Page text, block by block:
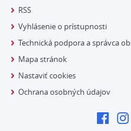
RSS
Vyhlásenie o prístupnosti
Technická podpora a správca
Mapa stránok
Nastaviť cookies
Ochrana osobných údajov